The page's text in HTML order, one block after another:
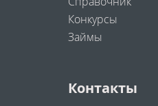
Конкурсы
Займы
Контакты